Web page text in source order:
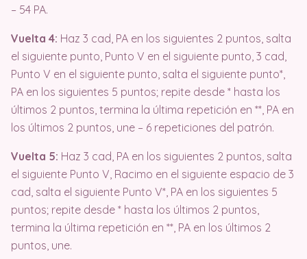
– 54 PA.
Vuelta 4: Haz 3 cad, PA en los siguientes 2 puntos, salta
el siguiente punto, Punto V en el siguiente punto, 3 cad,
Punto V en el siguiente punto, salta el siguiente punto*,
PA en los siguientes 5 puntos; repite desde * hasta los
últimos 2 puntos, termina la última repetición en **, PA en
los últimos 2 puntos, une – 6 repeticiones del patrón.
Vuelta 5: Haz 3 cad, PA en los siguientes 2 puntos, salta
el siguiente Punto V, Racimo en el siguiente espacio de 3
cad, salta el siguiente Punto V*, PA en los siguientes 5
puntos; repite desde * hasta los últimos 2 puntos,
termina la última repetición en **, PA en los últimos 2
puntos, une.